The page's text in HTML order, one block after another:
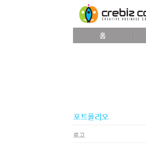
홈
포트폴리오
로고